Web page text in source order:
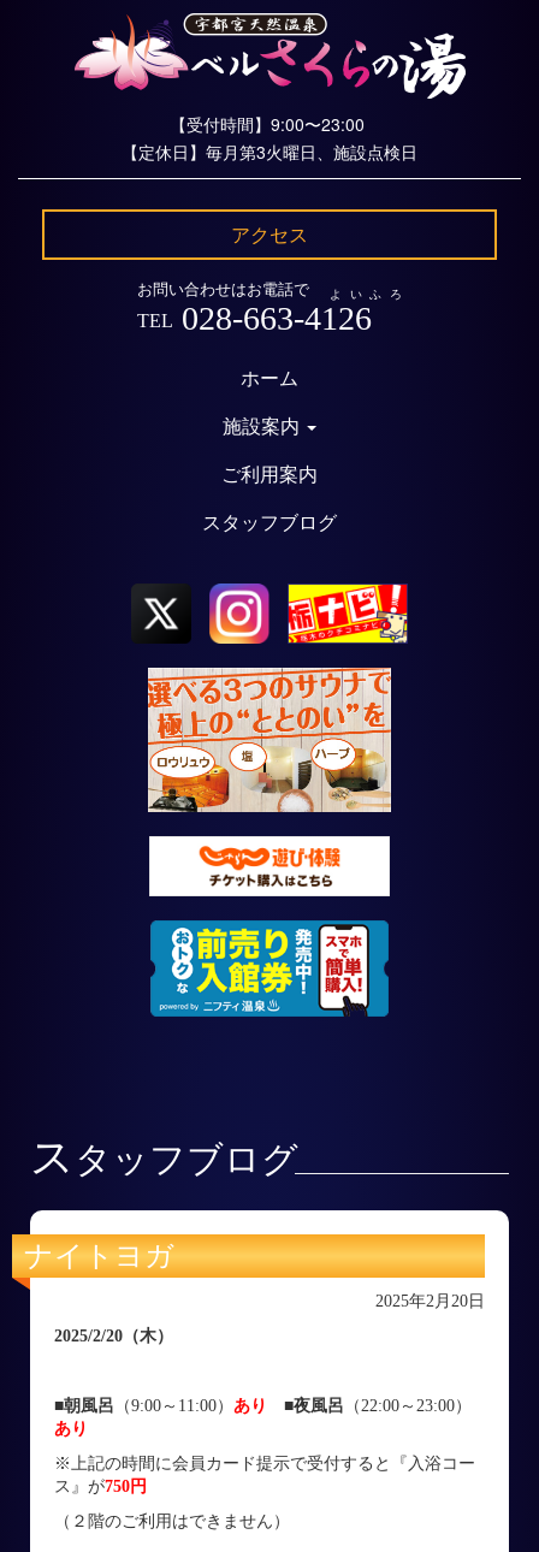
【受付時間】9:00〜23:00
【定休日】毎月第3火曜日、施設点検日
アクセス
お問い合わせはお電話で よいふろ
TEL 028-663-4126
ホーム
施設案内
ご利用案内
スタッフブログ
ス タッフブログ
ナイトヨガ
2025年2月20日
2025/2/20 （木）
■朝風呂 （9:00～11:00） あり ■夜風呂 （22:00～23:00）
あり
※上記の時間に会員カード提示で受付すると『入浴コー
ス』が750円
（２階のご利用はできません）